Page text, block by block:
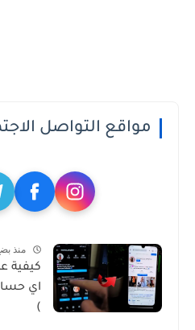
مواقع التواصل
منذ
كيفية
)